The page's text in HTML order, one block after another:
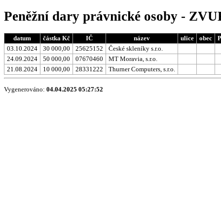
Peněžní dary právnické osoby -
datum částka Kč IČ název ulice obec
03.10.2024
30 000,00 25625152
České skleníky s.r.o.
24.09.2024
50 000,00 07670460
MT Moravia, s.r.o.
21.08.2024
10 000,00 28331222 Thurner Computers, s.r.o.
Vygenerováno: 04.04.2025 05:27:52